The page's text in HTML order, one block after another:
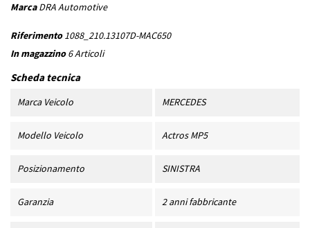
Marca DRA Automotive
Riferimento 1088_210.13107D-MAC650
In magazzino 6 Articoli
Scheda tecnica
Marca Veicolo MERCEDES
Modello Veicolo Actros MP5
Posizionamento SINISTRA
Garanzia 2 anni fabbricante